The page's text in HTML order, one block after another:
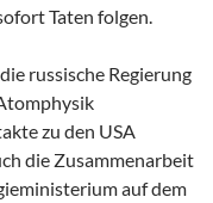
Taten folgen.
russische Regierung
zu den USA
die Zusammenarbeit
auf dem